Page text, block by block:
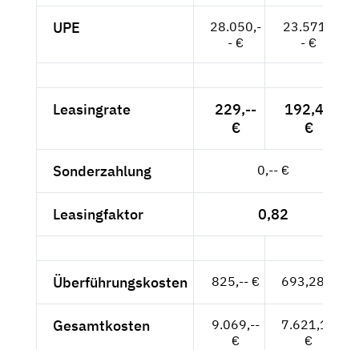
UPE
28.050,-
- €
23.571,-
- €
Leasingrate
229,--
€
192,44
€
Sonderzahlung 0,-- €
Leasingfaktor 0,82
Überführungskosten 825,-- € 693,28 €
Gesamtkosten
9.069,--
€
7.621,12
€